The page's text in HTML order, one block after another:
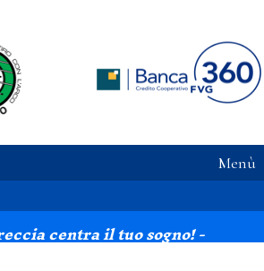
Menù
centra il tuo sogno! -